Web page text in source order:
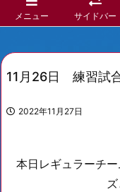
メニュー サイドバー
11月26日 練習試
2022年11月27日
本日レギュラーチ